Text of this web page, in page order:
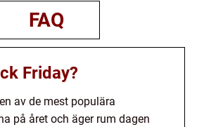
FAQ
Friday?
av de mest populära
på året och äger rum dagen